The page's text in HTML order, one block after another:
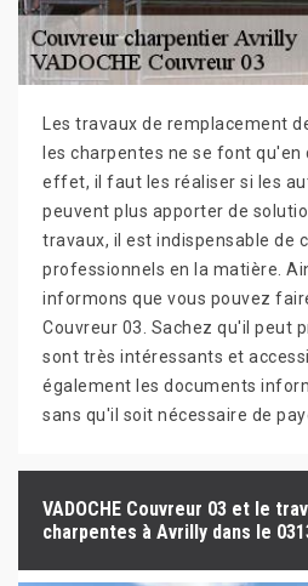
Les travaux de remplacement
les charpentes ne se font qu'en
effet, il faut les réaliser si les
peuvent plus apporter de
travaux, il est indispensable de
professionnels en la matière.
informons que vous pouvez
Couvreur 03. Sachez qu'il peut
sont très intéressants et
également les documents
sans qu'il soit nécessaire de
VADOCHE Couvreur 03 et le
charpentes à Avrilly dans le